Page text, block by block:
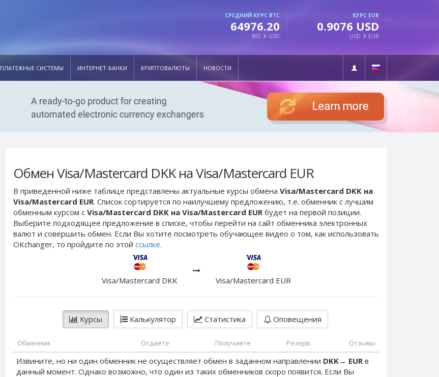
СРЕДНИЙ КУРС BTC
64976.20
BTC USD
КУРС EUR
0.9076 USD
USD EUR
ПЛАТЕЖНЫЕ СИСТЕМЫ ИНТЕРНЕТ-БАНКИ КРИПТОВАЛЮТЫ НОВОСТИ
Обмен Visa/Mastercard DKK на Visa/Mastercard EUR
В приведенной ниже таблице представлены актуальные курсы обмена Visa/Mastercard DKK на
Visa/Mastercard EUR. Список сортируется по наилучшему предложению, т.е. обменник с лучшим
обменным курсом с Visa/Mastercard DKK на Visa/Mastercard EUR будет на первой позиции.
Выберите подходящее предложение в списке, чтобы перейти на сайт обменника электронных
валют и совершить обмен. Если Вы хотите посмотреть обучающее видео о том, как использовать
OKchanger, то пройдите по этой ссылке.
Visa/Mastercard DKK Visa/Mastercard EUR
Курсы Калькулятор Статистика Оповещения
Обменник Отдаете Получаете Резерв Отзывы
Извините, но ни один обменник не осуществляет обмен в заданном направлении DKK→ EURв
данный момент. Однако возможно, что один из таких обменников скоро появится. Если Вы